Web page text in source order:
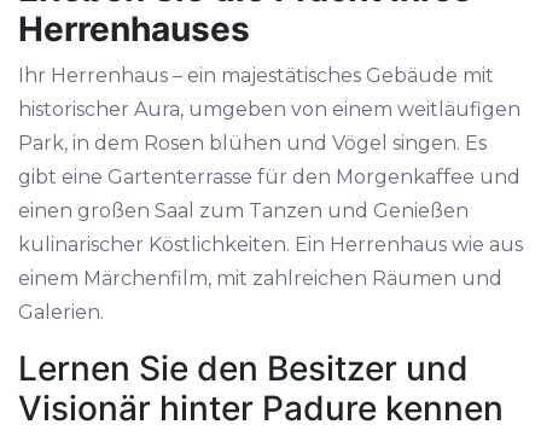
Herrenhauses
Ihr Herrenhaus – ein majestätisches Gebäude mit
historischer Aura, umgeben von einem weitläufigen
Park, in dem Rosen blühen und Vögel singen. Es
gibt eine Gartenterrasse für den Morgenkaffee und
einen großen Saal zum Tanzen und Genießen
kulinarischer Köstlichkeiten. Ein Herrenhaus wie aus
einem Märchenfilm, mit zahlreichen Räumen und
Galerien.
Lernen Sie den Besitzer und
Visionär hinter Padure kennen